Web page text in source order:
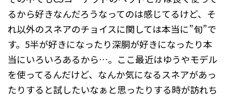
るから好きなんだろうなってのは感じてるけど、そ
れ以外のスネアのチョイスに関しては本当に”旬”で
す。5半が好きになったり深胴が好きになったり本
当にいろいろあるから…。ここ最近はゆうやモデル
を使ってるんだけど、なんか気になるスネアがあっ
たりすると試したいなぁと思ったりする時が訪れち